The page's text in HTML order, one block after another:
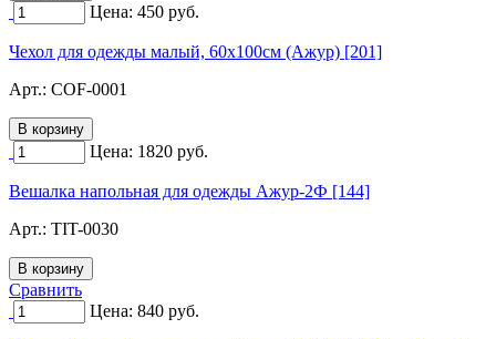
Цена: 450 руб.
Чехол для одежды малый, 60х100см (Ажур) [201]
Арт.: COF-0001
Цена: 1820 руб.
Вешалка напольная для одежды Ажур-2Ф [144]
Арт.: TIT-0030
Сравнить
Цена: 840 руб.